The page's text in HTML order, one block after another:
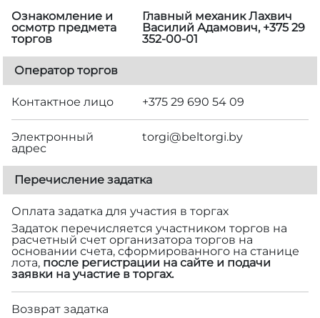
Ознакомление и
осмотр предмета
торгов
Главный механик Лахвич
Василий Адамович, +375 29
352-00-01
Оператор торгов
Контактное лицо +375 29 690 54 09
Электронный
адрес
torgi@beltorgi.by
Перечисление задатка
Оплата задатка для участия в торгах
Задаток перечисляется участником торгов на
расчетный счет организатора торгов на
основании счета, сформированного на станице
лота, после регистрации на сайте и подачи
заявки на участие в торгах.
Возврат задатка